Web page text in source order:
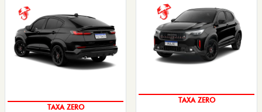
SAIA DE FIAT 0KM
SAIA DE FIAT 0KM